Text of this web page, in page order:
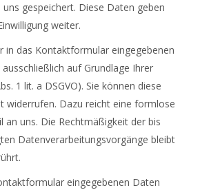
gespeichert. Diese Daten geben
weiter.
in das Kontaktformular eingegebenen
auf Grundlage Ihrer
1 lit. a DSGVO). Sie können diese
widerrufen. Dazu reicht eine formlose
an uns. Die Rechtmäßigkeit der bis
Datenverarbeitungsvorgänge bleibt
eingegebenen Daten